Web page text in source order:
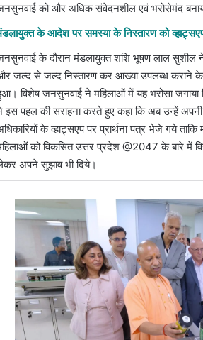
को और अधिक संवेदनशील एवं भरोसेमंद
के आदेश पर समस्या के निस्तारण को व्हाट्सएप
के दौरान मंडलायुक्त शशि भूषण लाल सुशील
जल्द से जल्द निस्तारण कर आख्या उपलब्ध कराने के
विशेष जनसुनवाई ने महिलाओं में यह भरोसा
इस पहल की सराहना करते हुए कहा कि अब उन्हें
के व्हाट्सएप पर प्रार्थना पत्र भेजे गये
को विकसित उत्तर प्रदेश @2047 के बारे में
अपने सुझाव भी दिये।